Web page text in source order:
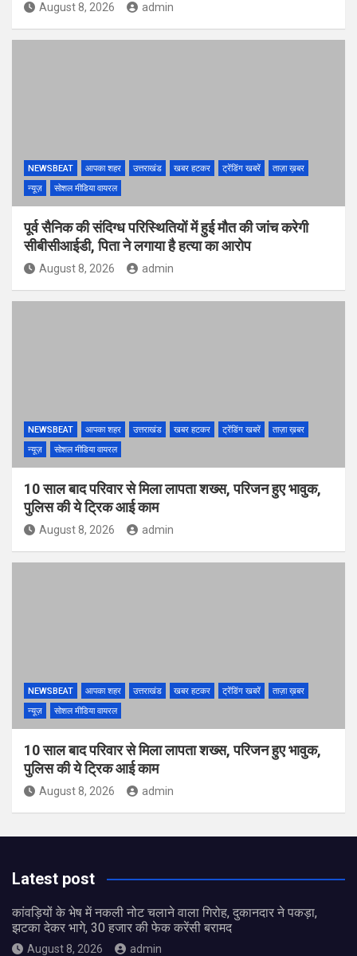
August 8, 2026 admin
NEWSBEAT आपका शहर उत्तराखंड खबर हटकर ट्रेंडिंग खबरें
ताज़ा ख़बर
न्यूज़
सोशल मीडिया वायरल
पूर्व सैनिक की संदिग्ध परिस्थितियों में हुई मौत की जांच करेगी
सीबीसीआईडी, पिता ने लगाया है हत्या का आरोप
August 8, 2026 admin
NEWSBEAT आपका शहर उत्तराखंड खबर हटकर ट्रेंडिंग खबरें
ताज़ा ख़बर
न्यूज़
सोशल मीडिया वायरल
10 साल बाद परिवार से मिला लापता शख्स, परिजन हुए भावुक,
पुलिस की ये ट्रिक आई काम
August 8, 2026 admin
NEWSBEAT आपका शहर उत्तराखंड खबर हटकर ट्रेंडिंग खबरें
ताज़ा ख़बर
न्यूज़
सोशल मीडिया वायरल
10 साल बाद परिवार से मिला लापता शख्स, परिजन हुए भावुक,
पुलिस की ये ट्रिक आई काम
August 8, 2026 admin
Latest post
कांवड़ियों के भेष में नकली नोट चलाने वाला गिरोह, दुकानदार ने पकड़ा,
झटका देकर भागे, 30 हजार की फेक करेंसी बरामद
August 8, 2026 admin